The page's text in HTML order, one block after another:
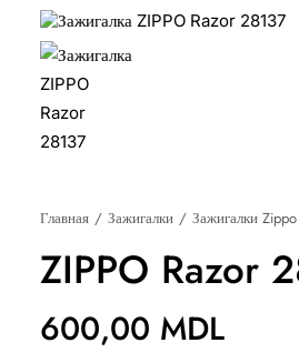
Главная Зажигалки Зажигалки Zippo
ZIPPO Razor
600,00 MDL